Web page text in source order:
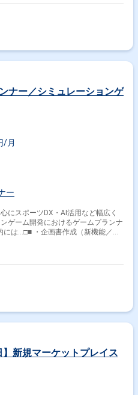
ナー／シミュレーションゲ
/月
ー
にスポーツDX・AI活用など幅広く
ゲーム開発におけるゲームプランナ
は…□■ ・企画書作成（新機能／イ
作成 ・マスタ作成 ・デバッグ ・カ
新規マーケットプレイス